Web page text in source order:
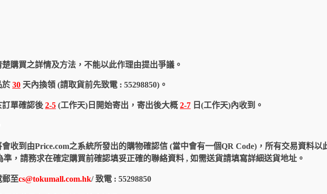
購買之詳情及方法，不能以此作理由提出爭議。
於 30 天內換領 (請取貨前先致電 : 55298850)。
單確認後 2-5 (工作天)日開始寄出，寄出後大概 2-7 日(工作天)內收到。
收到由Price.com之系統所發出的購物確認信 (當中會有一個QR Code)，所有交易資料以
準，請務求在確定購買前確認填妥正確的聯絡資料 , 如需送貨請填寫詳細送貨地址。
至cs@tokumall.com.hk/ 致電 : 55298850